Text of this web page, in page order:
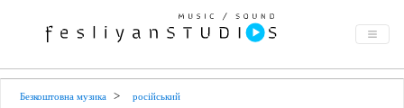
Безкоштовна музика російський